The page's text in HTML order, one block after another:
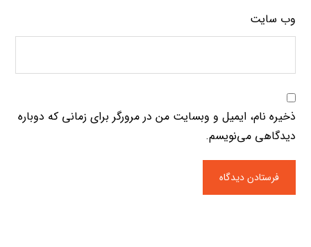
وب‌ سایت
ذخیره نام، ایمیل و وبسایت من در مرورگر برای زمانی که دوباره
دیدگاهی می‌نویسم.